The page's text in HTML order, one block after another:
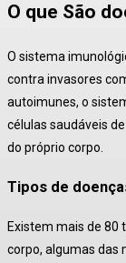
O que São
O sistema
contra invasores
autoimunes, o
células saudáveis
do próprio corpo
Tipos de
Existem mais de
corpo, algumas das